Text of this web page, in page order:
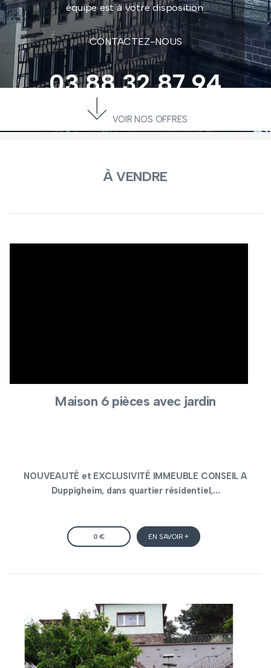
équipe est à votre disposition.
CONTACTEZ-NOUS
03 88 32 87 94
contact@immeuble-conseil.fr
VOIR NOS OFFRES
À VENDRE
Maison 6 pièces avec jardin
NOUVEAUTÉ et EXCLUSIVITÉ IMMEUBLE CONSEIL A
Duppigheim, dans quartier résidentiel,...
0 € EN SAVOIR +